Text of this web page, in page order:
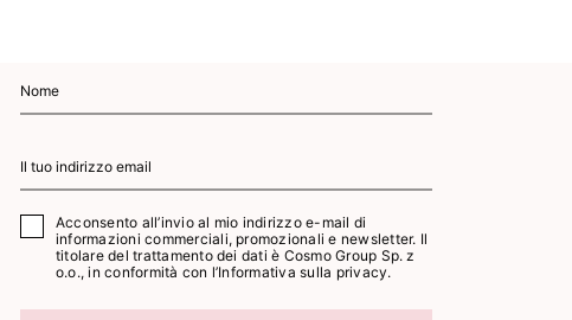
Acconsento all’invio al mio indirizzo e-mail di
informazioni commerciali, promozionali e newsletter. Il
titolare del trattamento dei dati è Cosmo Group Sp. z
o.o., in conformità con l’Informativa sulla privacy.